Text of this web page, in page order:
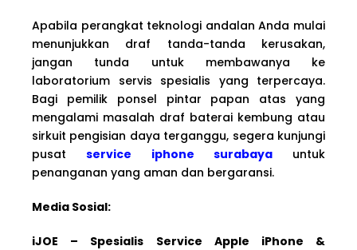
Apabila perangkat teknologi andalan Anda mulai
menunjukkan draf tanda-tanda kerusakan,
jangan tunda untuk membawanya ke
laboratorium servis spesialis yang terpercaya.
Bagi pemilik ponsel pintar papan atas yang
mengalami masalah draf baterai kembung atau
sirkuit pengisian daya terganggu, segera kunjungi
pusatservice iphone surabayauntuk
penanganan yang aman dan bergaransi.
Media Sosial:
iJOE – Spesialis Service Apple iPhone &